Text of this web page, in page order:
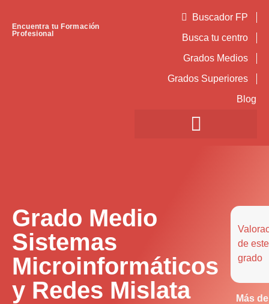
Encuentra tu Formación
Profesional
Buscador FP
Busca tu centro
Grados Medios
Grados Superiores
Blog
Grado Medio
Sistemas
Microinformáticos
y Redes Mislata
de este
grado
Más